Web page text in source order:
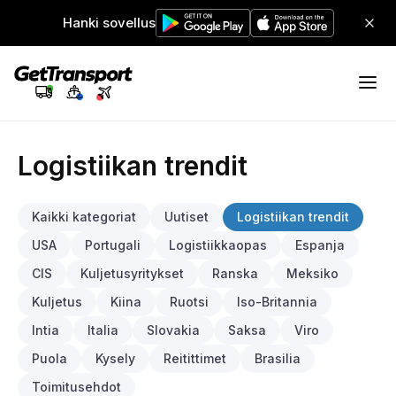
Hanki sovellus
Logistiikan trendit
Kaikki kategoriat Uutiset
Logistiikan trendit
USA
Portugali Logistiikkaopas
Espanja
CIS
Kuljetusyritykset Ranska
Meksiko
Kuljetus
Kiina Ruotsi
Iso-Britannia
Intia
Italia Slovakia Saksa
Viro
Puola
Kysely Reitittimet
Brasilia
Toimitusehdot